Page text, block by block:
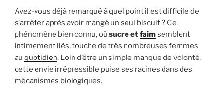
Avez-vous déjà remarqué à quel point il est difficile de
s’arrêter après avoir mangé un seul biscuit ? Ce
phénomène bien connu, où sucre etfaimsemblent
intimement liés, touche de très nombreuses femmes
au quotidien. Loin d’être un simple manque de volonté,
cette envie irrépressible puise ses racines dans des
mécanismes biologiques.